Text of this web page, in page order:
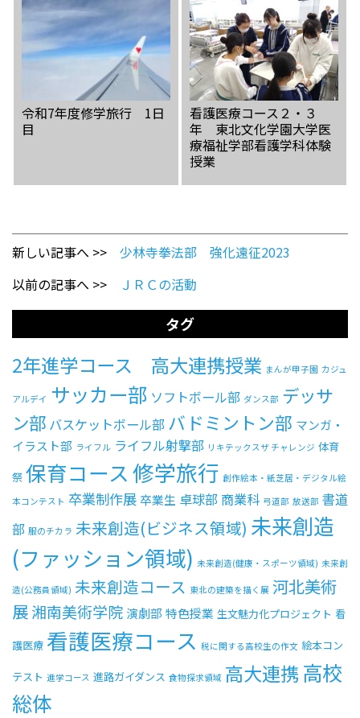
令和7年度修学旅行 1日
目
看護医療コース２・３
年 東北文化学園大学医
療福祉学部看護学科体験
授業
新しい記事へ >> 少林寺拳法部 強化遠征2023
以前の記事へ >>
ＪＲＣの活動
タグ
2年進学コース 高大連携授業 まんが甲子園 カジュ
アルデイ サッカー部 ソフトボール部 ダンス部 デッサ
ン部 バスケットボール部 バドミントン部 マンガ・
イラスト部 ライフル ライフル射撃部 リキテックスザ チャレンジ 体育
祭 保育コース修学旅行 創作絵本・紙芝居・デジタル絵
本コンテスト 卒業制作展卒業生 卓球部 商業科 弓道部 放送部 書道
部 服のチカラ 未来創造(ビジネス領域) 未来創造
(ファッション領域) 未来創造(健康・スポーツ領域) 未来創
造(公務員領域) 未来創造コース 東北の建築を描く展 河北美術
展湘南美術学院 演劇部 特色授業 生文魅力化プロジェクト 看
護医療 看護医療コース 税に関する高校生の作文 絵本コン
テスト 進学コース 進路ガイダンス 食物探求領域 高大連携 高校
総体